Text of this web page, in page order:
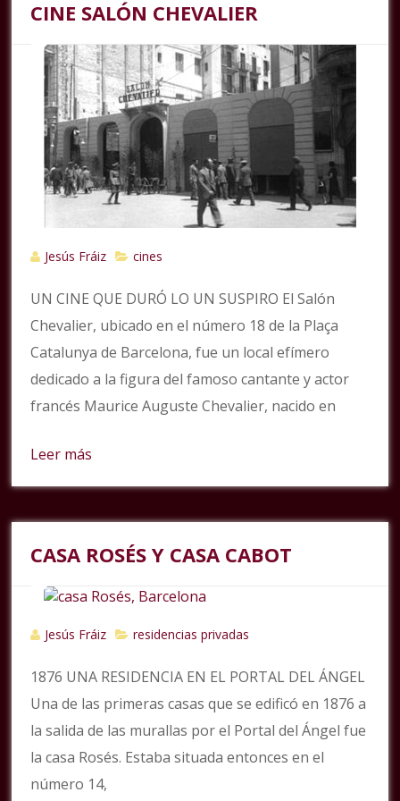
CINE SALÓN CHEVALIER
Jesús Fráiz cines
UN CINE QUE DURÓ LO UN SUSPIRO El Salón
Chevalier, ubicado en el número 18 de la Plaça
Catalunya de Barcelona, fue un local efímero
dedicado a la figura del famoso cantante y actor
francés Maurice Auguste Chevalier, nacido en
Leer más
CASA ROSÉS Y CASA CABOT
Jesús Fráiz residencias privadas
1876 UNA RESIDENCIA EN EL PORTAL DEL ÁNGEL
Una de las primeras casas que se edificó en 1876 a
la salida de las murallas por el Portal del Ángel fue
la casa Rosés. Estaba situada entonces en el
número 14,